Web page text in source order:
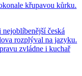
křupavou kůrku.
česká
rozplýval na jazyku.
zvládne i kuchař